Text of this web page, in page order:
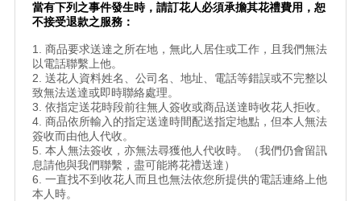
當有下列之事件發生時，請訂花人必須承擔其花禮費用，恕
不接受退款之服務：
1. 商品要求送達之所在地，無此人居住或工作，且我們無法
以電話聯繫上他。
2. 送花人資料姓名、公司名、地址、電話等錯誤或不完整以
致無法送達或即時聯絡處理。
3. 依指定送花時段前往無人簽收或商品送達時收花人拒收。
4. 商品依所輸入的指定送達時間配送指定地點，但本人無法
簽收而由他人代收。
5. 本人無法簽收，亦無法尋獲他人代收時。（我們仍會留訊
息請他與我們聯繫，盡可能將花禮送達）
6. 一直找不到收花人而且也無法依您所提供的電話連絡上他
本人時。